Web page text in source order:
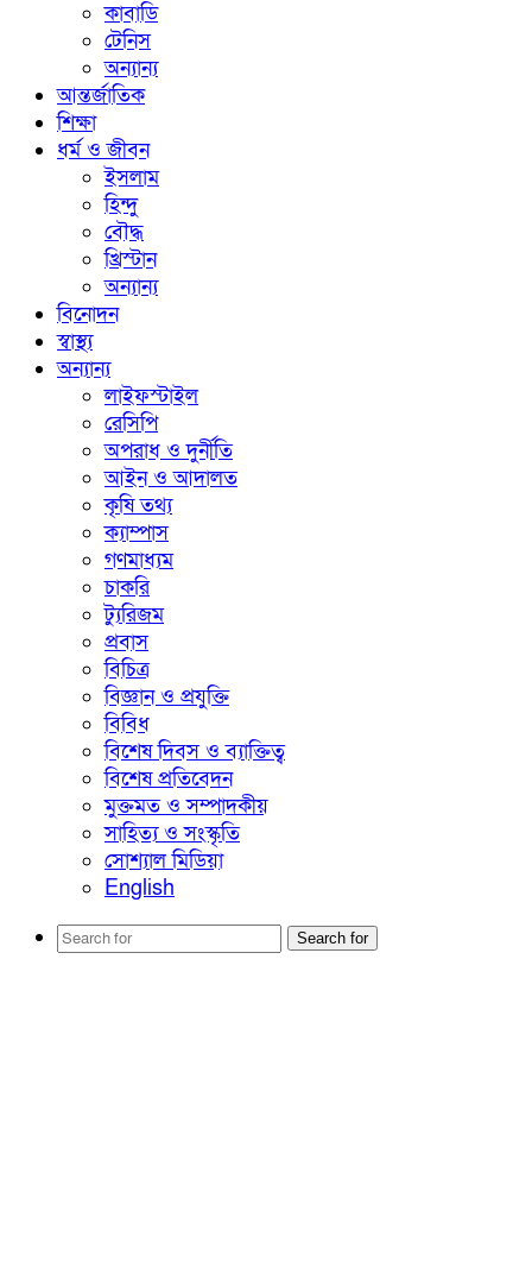
কাবাডি
টেনিস
অন্যান্য
আন্তর্জাতিক
শিক্ষা
ধর্ম ও জীবন
ইসলাম
হিন্দু
বৌদ্ধ
খ্রিস্টান
অন্যান্য
বিনোদন
স্বাস্থ্য
অন্যান্য
লাইফস্টাইল
রেসিপি
অপরাধ ও দুর্নীতি
আইন ও আদালত
কৃষি তথ্য
ক্যাম্পাস
গণমাধ্যম
চাকরি
ট্যুরিজম
প্রবাস
বিচিত্র
বিজ্ঞান ও প্রযুক্তি
বিবিধ
বিশেষ দিবস ও ব্যাক্তিত্ব
বিশেষ প্রতিবেদন
মুক্তমত ও সম্পাদকীয়
সাহিত্য ও সংস্কৃতি
সোশ্যাল মিডিয়া
English
Search for